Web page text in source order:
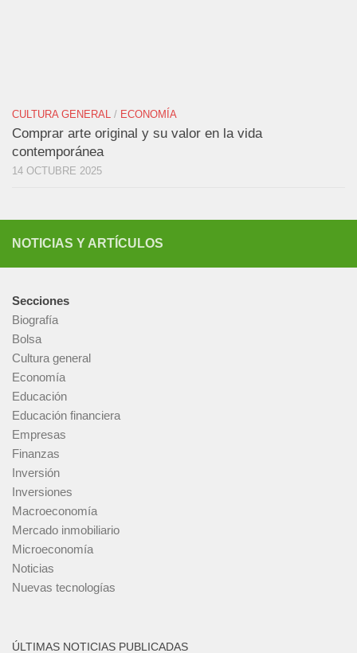
CULTURA GENERAL / ECONOMÍA
Comprar arte original y su valor en la vida
contemporánea
14 OCTUBRE 2025
NOTICIAS Y ARTÍCULOS
Secciones
Biografía
Bolsa
Cultura general
Economía
Educación
Educación financiera
Empresas
Finanzas
Inversión
Inversiones
Macroeconomía
Mercado inmobiliario
Microeconomía
Noticias
Nuevas tecnologías
ÚLTIMAS NOTICIAS PUBLICADAS